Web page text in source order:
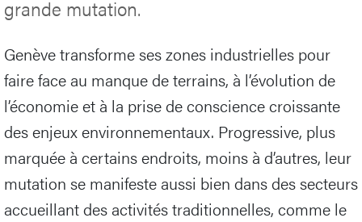
grande mutation.
Genève transforme ses zones industrielles pour
faire face au manque de terrains, à l’évolution de
l’économie et à la prise de conscience croissante
des enjeux environnementaux. Progressive, plus
marquée à certains endroits, moins à d’autres, leur
mutation se manifeste aussi bien dans des secteurs
accueillant des activités traditionnelles, comme le